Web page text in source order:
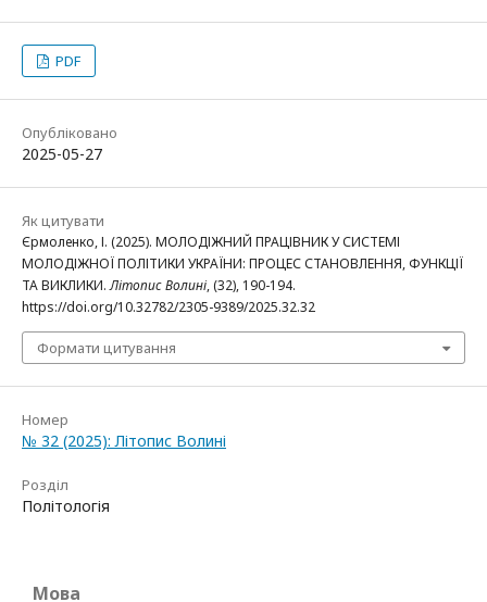
PDF
Опубліковано
2025-05-27
Як цитувати
Єрмоленко, І. (2025). МОЛОДІЖНИЙ ПРАЦІВНИК У СИСТЕМІ
МОЛОДІЖНОЇ ПОЛІТИКИ УКРАЇНИ: ПРОЦЕС СТАНОВЛЕННЯ, ФУНКЦІЇ
ТА ВИКЛИКИ.Літопис Волині, (32), 190-194.
https://doi.org/10.32782/2305-9389/2025.32.32
Формати цитування
Номер
№ 32 (2025): Літопис Волині
Розділ
Політологія
Мова